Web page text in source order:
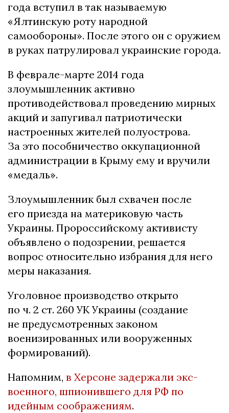
года вступил в так называемую
«Ялтинскую роту народной
самообороны». После этого он с оружием
в руках патрулировал украинские города.
В феврале-марте 2014 года
злоумышленник активно
противодействовал проведению мирных
акций и запугивал патриотически
настроенных жителей полуострова.
За это пособничество оккупационной
администрации в Крыму ему и вручили
«медаль».
Злоумышленник был схвачен после
его приезда на материковую часть
Украины. Пророссийскому активисту
объявлено о подозрении, решается
вопрос относительно избрания для него
меры наказания.
Уголовное производство открыто
по ч. 2 ст. 260 УК Украины (создание
не предусмотренных законом
военизированных или вооруженных
формирований).
Напомним, в Херсоне задержали экс-
военного, шпионившего для РФ по
идейным соображениям.